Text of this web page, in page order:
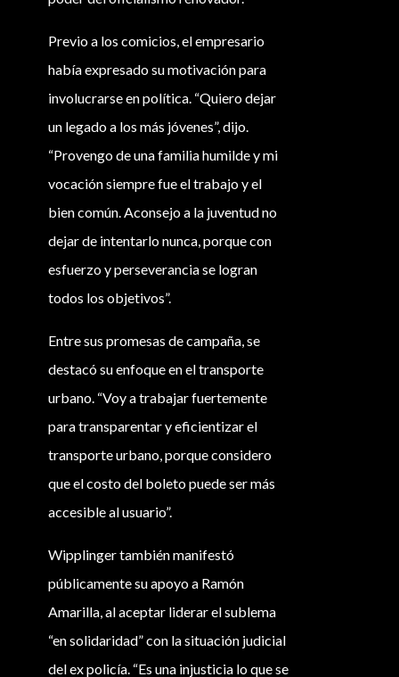
Previo a los comicios, el empresario
había expresado su motivación para
involucrarse en política. “Quiero dejar
un legado a los más jóvenes”, dijo.
“Provengo de una familia humilde y mi
vocación siempre fue el trabajo y el
bien común. Aconsejo a la juventud no
dejar de intentarlo nunca, porque con
esfuerzo y perseverancia se logran
todos los objetivos”.
Entre sus promesas de campaña, se
destacó su enfoque en el transporte
urbano. “Voy a trabajar fuertemente
para transparentar y eficientizar el
transporte urbano, porque considero
que el costo del boleto puede ser más
accesible al usuario”.
Wipplinger también manifestó
públicamente su apoyo a Ramón
Amarilla, al aceptar liderar el sublema
“en solidaridad” con la situación judicial
del ex policía. “Es una injusticia lo que se